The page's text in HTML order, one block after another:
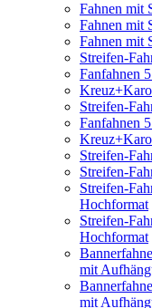
Fahnen mit
Fahnen mit
Fahnen mit
Streifen-
Fanfahnen
Streifen-
Fanfahnen
Streifen-
Streifen-
Streifen-
Hochformat
Streifen-
Hochformat
mit
mit